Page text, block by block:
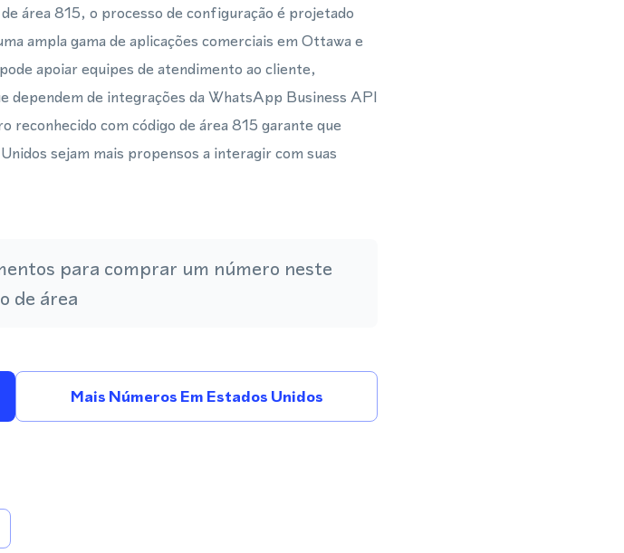
área 815, o processo de configuração é projetado
ampla gama de aplicações comerciais em Ottawa e
apoiar equipes de atendimento ao cliente,
dependem de integrações da WhatsApp Business API
reconhecido com código de área 815 garante que
sejam mais propensos a interagir com suas
para comprar um número neste
de área
Mais Números Em Estados Unidos